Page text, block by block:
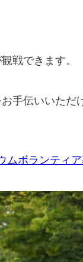
戦できます。
手伝いいた
ムボランティ